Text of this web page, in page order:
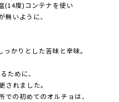
(14度)コンテナを使い
いように、
かりとした苦味と辛味。
ために、
されました。
の初めてのオルチョは、